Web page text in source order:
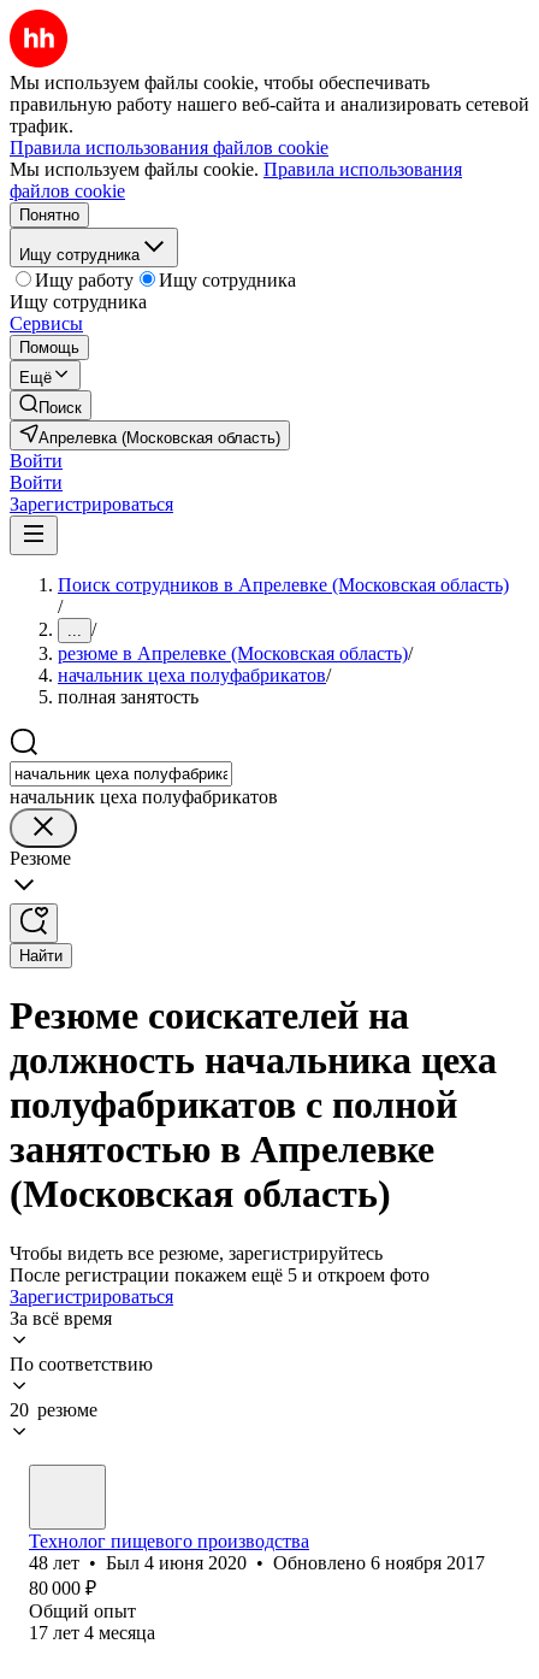
Мы используем файлы cookie, чтобы обеспечивать
правильную работу нашего веб-сайта и анализировать сетевой
трафик.
Правила использования файлов cookie
Мы используем файлы cookie. Правила использования
файлов cookie
Понятно
Ищу сотрудника
Ищу работу
Ищу сотрудника
Ищу сотрудника
Сервисы
Помощь
Ещё
Поиск
Апрелевка (Московская область)
Войти
Войти
Зарегистрироваться
Поиск сотрудников в Апрелевке (Московская область)
/
... /
резюме в Апрелевке (Московская область)/
начальник цеха полуфабрикатов/
полная занятость
начальник цеха полуфабрикатов
Резюме
Найти
Резюме соискателей на
должность начальника цеха
полуфабрикатов с полной
занятостью в Апрелевке
(Московская область)
Чтобы видеть все резюме, зарегистрируйтесь
После регистрации покажем ещё 5 и откроем фото
Зарегистрироваться
За всё время
По соответствию
20 резюме
Технолог пищевого производства
48 лет • Был 4 июня 2020 • Обновлено 6 ноября 2017
80 000 ₽
Общий опыт
17 лет 4 месяца